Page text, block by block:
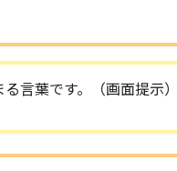
言葉です。（画面提示）